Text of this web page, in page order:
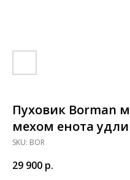
Пуховик Borman
мехом енота
SKU: BOR
29 900 р.